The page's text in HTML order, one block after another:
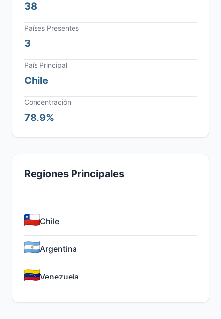
38
Países Presentes
3
País Principal
Chile
Concentración
78.9%
Regiones Principales
Chile
Argentina
Venezuela